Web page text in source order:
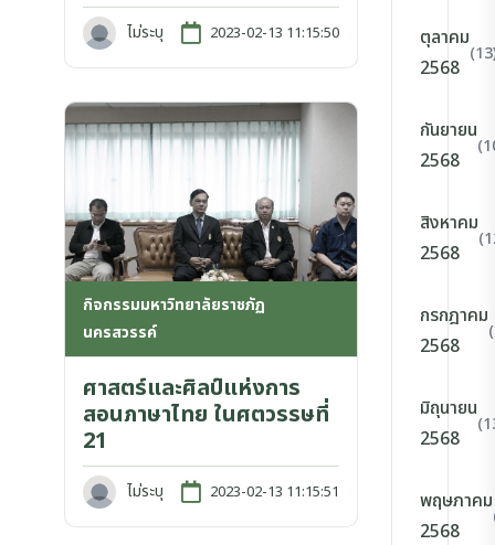
ไม่ระบุ 2023-02-13 11:15:50
กิจกรรมมหาวิทยาลัยราชภัฏ
นครสวรรค์
ศาสตร์และศิลป์แห่งการ
สอนภาษาไทย ในศตวรรษที่
21
ไม่ระบุ 2023-02-13 11:15:51
ตุลาคม
2568
กันยายน
2568
สิงหาคม
2568
กรกฎาคม
2568
มิถุนายน
2568
พฤษภาคม
2568